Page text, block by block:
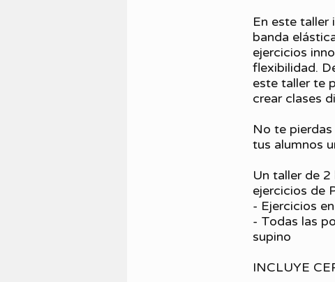
En este taller
banda
ejercicios
flexibilidad.
este taller te
crear clases
No te
tus alumnos
Un taller de
ejercicios de
- Ejercicios
- Todas las
supino
INCLUYE